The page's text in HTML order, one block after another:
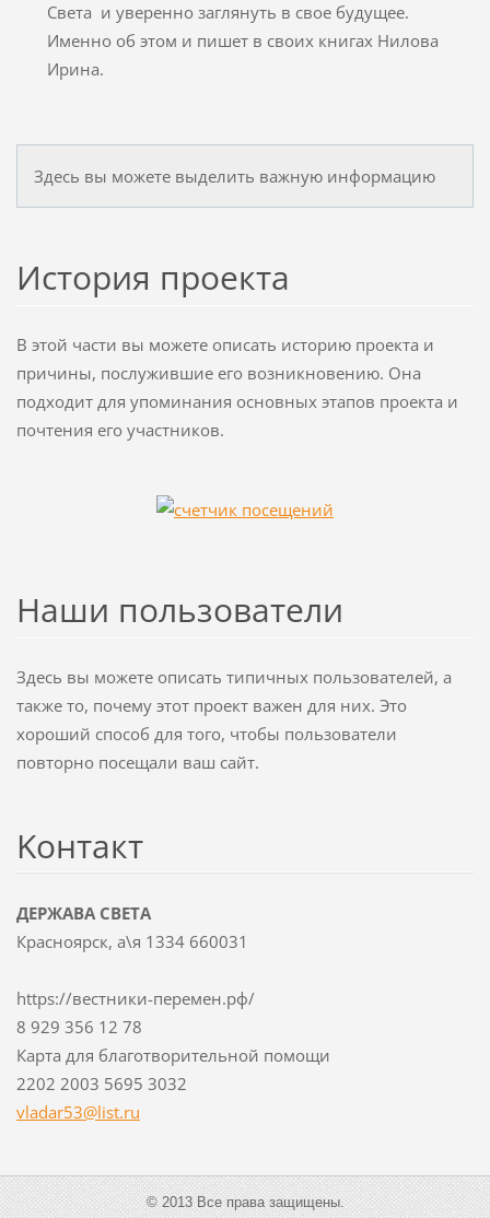
Света и уверенно заглянуть в свое будущее.
Именно об этом и пишет в своих книгах Нилова
Ирина.
Здесь вы можете выделить важную информацию
История проекта
В этой части вы можете описать историю проекта и
причины, послужившие его возникновению. Она
подходит для упоминания основных этапов проекта и
почтения его участников.
Наши пользователи
Здесь вы можете описать типичных пользователей, а
также то, почему этот проект важен для них. Это
хороший способ для того, чтобы пользователи
повторно посещали ваш сайт.
Koнтакт
ДЕРЖАВА СВЕТА
Красноярск, а\я 1334 660031
https://вестники-перемен.рф/
8 929 356 12 78
Карта для благотворительной помощи
2202 2003 5695 3032
vladar53@list.ru
© 2013 Все права защищены.